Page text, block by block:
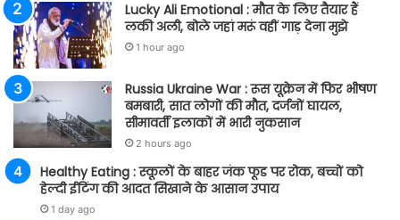
Lucky Ali Emotional : मौत के लिए तैयार हैं
लकी अली, बोले जहां मरूं वहीं गाड़ देना मुझे
1 hour ago
Russia Ukraine War : रूस यूक्रेन में फिर भीषण
बमबारी, सात लोगों की मौत, दर्जनों घायल,
सीमावर्ती इलाकों में भारी नुकसान
2 hours ago
Healthy Eating : स्कूलों के बाहर जंक फूड पर रोक, बच्चों को
हेल्दी ईटिंग की आदत सिखाने के आसान उपाय
1 day ago